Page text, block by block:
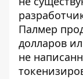
Палмер
долларов
не